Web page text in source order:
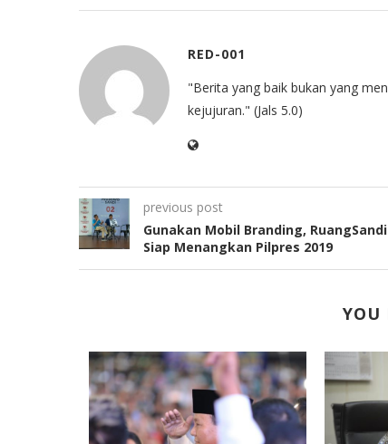
RED-001
"Berita yang baik bukan yang
kejujuran." (Jals 5.0)
previous post
Gunakan Mobil Branding, RuangSandi
Siap Menangkan Pilpres 2019
YOU